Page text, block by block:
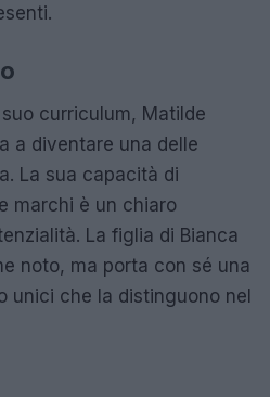
curriculum, Matilde
a diventare una delle
La sua capacità di
marchi è un chiaro
La figlia di Bianca
noto, ma porta con sé una
unici che la distinguono nel